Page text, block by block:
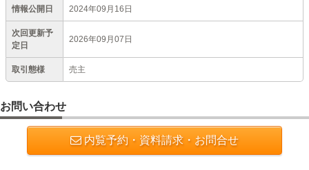
情報公開日 2024年09月16日
次回更新予
定日
2026年09月07日
取引態様 売主
お問い合わせ
内覧予約・資料請求・お問合せ